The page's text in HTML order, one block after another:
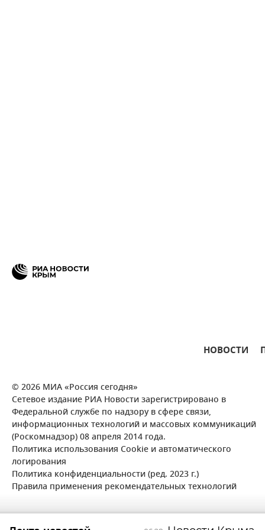
НОВОСТИ
© 2026 МИА «Россия сегодня»
Сетевое издание РИА Новости зарегистрировано в
Федеральной службе по надзору в сфере связи,
информационных технологий и массовых коммуникаций
(Роскомнадзор) 08 апреля 2014 года.
Политика использования Cookie и автоматического
логирования
Политика конфиденциальности (ред. 2023 г.)
Правила применения рекомендательных технологий